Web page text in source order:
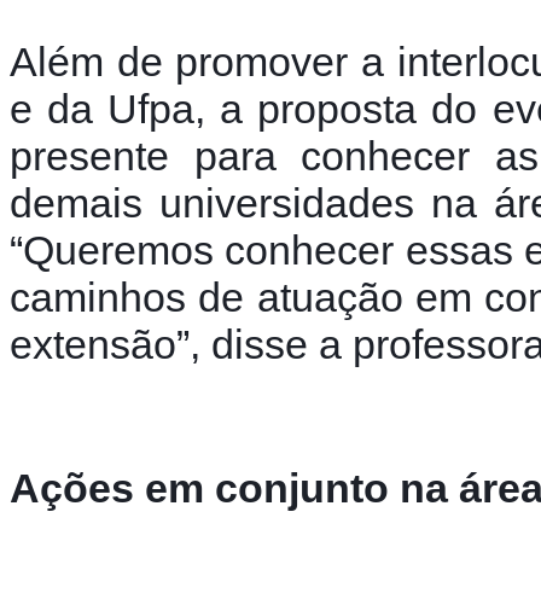
Além de promover a
e da Ufpa, a proposta do
presente para conhecer
demais universidades na
“Queremos conhecer essas
caminhos de atuação em
extensão”, disse a
Ações em conjunto na